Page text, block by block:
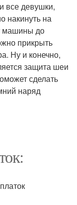
все девушки,
накинуть на
машины до
прикрыть
Ну и конечно,
защита шеи
сделать
наряд